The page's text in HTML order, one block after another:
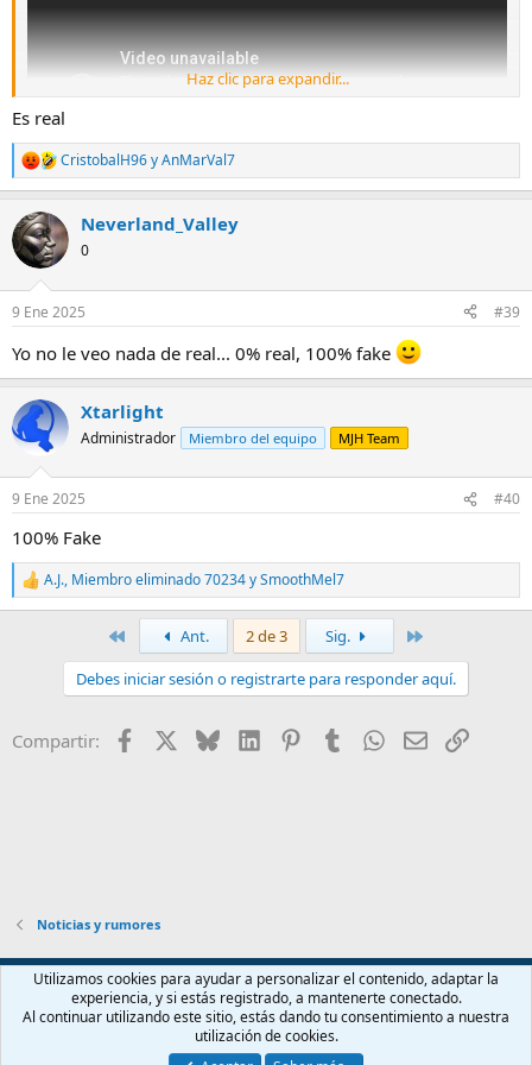
Haz clic para expandir...
Es real
R
e
c
c
i
e
:
CristobalH96yAnMarVal7
Neverland_Valley
0
9 Ene 2025 #39
Yo no le veo nada de real... 0% real, 100% fake
Xtarlight
Administrador Miembro del equipo MJH Team
9 Ene 2025 #40
100% Fake
R
e
e
A.J., Miembro eliminado 70234ySmoothMel7
PrimeroAnt. 2 de 3 Sig.
Debes iniciar sesión o registrarte para responder aquí.
Compartir: Facebook BlueskyLinkedInPinterestTumblr WhatsApp
EmailEnlace
Noticias y rumores
Español (ES)
Contáctanos
Términos y reglas Política de privacidad
Ayuda
Utilizamos cookies para ayudar a personalizar el contenido, adaptar la
experiencia, y si estás registrado, a mantenerte conectado.
Al continuar utilizando este sitio, estás dando tu consentimiento a nuestra
utilización de cookies.